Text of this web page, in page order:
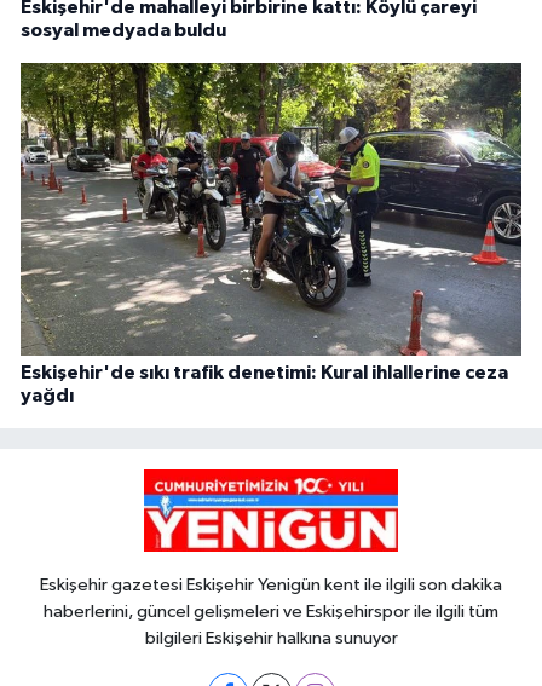
Eskişehir'de mahalleyi birbirine kattı: Köylü çareyi
sosyal medyada buldu
Eskişehir'de sıkı trafik denetimi: Kural ihlallerine ceza
yağdı
Eskişehir gazetesi Eskişehir Yenigün kent ile ilgili son dakika
haberlerini, güncel gelişmeleri ve Eskişehirspor ile ilgili tüm
bilgileri Eskişehir halkına sunuyor